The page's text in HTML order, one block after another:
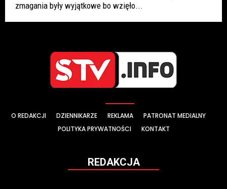
zmagania były wyjątkowe bo wzięło...
O REDAKCJI DZIENNIKARZE REKLAMA
PATRONAT MEDIALNY
POLITYKA PRYWATNOŚCI
KONTAKT
REDAKCJA